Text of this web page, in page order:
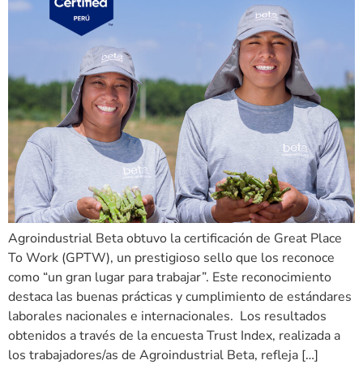
Agroindustrial Beta obtuvo la certificación de Great Place
To Work (GPTW), un prestigioso sello que los reconoce
como “un gran lugar para trabajar”. Este reconocimiento
destaca las buenas prácticas y cumplimiento de estándares
laborales nacionales e internacionales. Los resultados
obtenidos a través de la encuesta Trust Index, realizada a
los trabajadores/as de Agroindustrial Beta, refleja […]